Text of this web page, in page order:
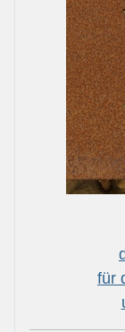
für